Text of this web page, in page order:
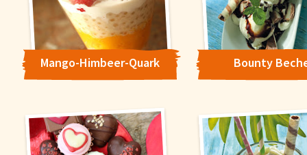
Mango-Himbeer-Quark Bounty